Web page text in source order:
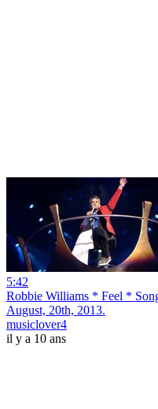
5:42
Robbie Williams * Feel *
August, 20th, 2013.
musiclover4
il y a 10 ans